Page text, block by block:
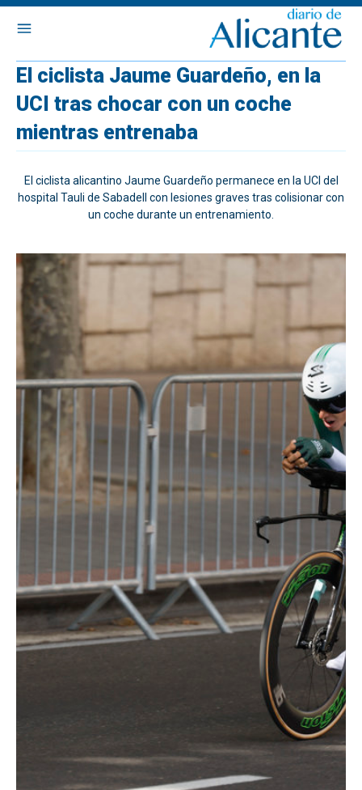
El ciclista Jaume Guardeño, en la
UCI tras chocar con un coche
mientras entrenaba
El ciclista alicantino Jaume Guardeño permanece en la UCI del
hospital Tauli de Sabadell con lesiones graves tras colisionar con
un coche durante un entrenamiento.